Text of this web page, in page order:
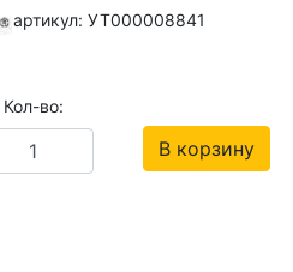
артикул: УТ000008841
Кол-во:
В корзину